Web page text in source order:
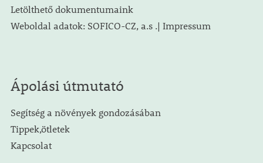
Letölthető dokumentumaink
Weboldal adatok: SOFICO-CZ, a.s .| Impressum
Ápolási útmutató
Segítség a növények gondozásában
Tippek,ötletek
Kapcsolat